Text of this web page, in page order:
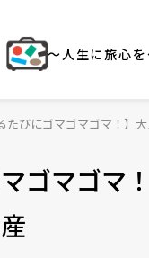
～人生に旅心を
たびにゴマゴマゴマ！】
マゴマゴ